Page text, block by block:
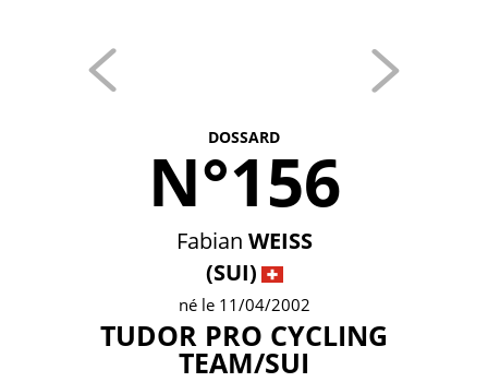
DOSSARD
N°156
Fabian WEISS
(SUI)
né le 11/04/2002
TUDOR PRO CYCLING
TEAM/SUI